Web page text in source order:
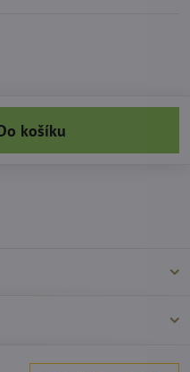
Do košíku